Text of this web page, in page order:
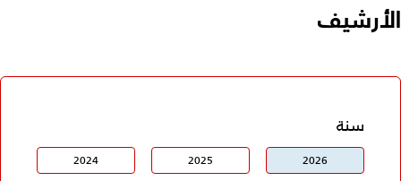
الأرشيف
سنة
2026
2025
2024